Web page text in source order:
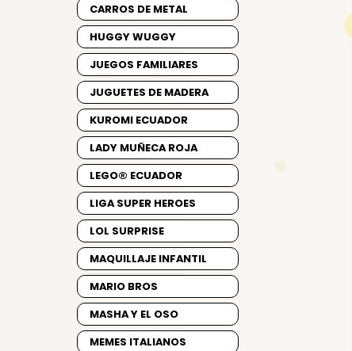
CARROS DE METAL
HUGGY WUGGY
JUEGOS FAMILIARES
JUGUETES DE MADERA
KUROMI ECUADOR
LADY MUÑECA ROJA
LEGO® ECUADOR
LIGA SUPER HEROES
LOL SURPRISE
MAQUILLAJE INFANTIL
MARIO BROS
MASHA Y EL OSO
MEMES ITALIANOS